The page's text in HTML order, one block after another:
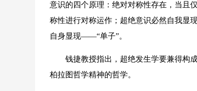
意识的四个原理：绝对对称性存在，当且
称性进行对称运作；超绝意识必然自我显
自身显现——“单子”。
钱捷教授指出，超绝发生学要兼得构成
柏拉图哲学精神的哲学。